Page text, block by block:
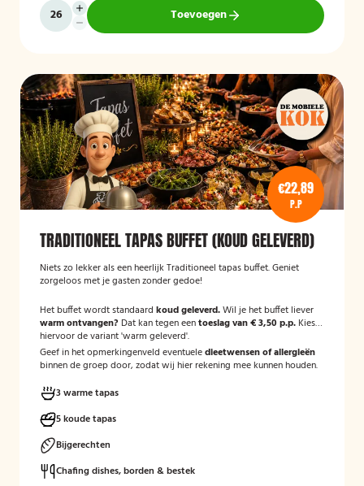
Toevoegen
€22,89
P.P
TRADITIONEEL TAPAS BUFFET (KOUD GELEVERD)
Niets zo lekker als een heerlijk Traditioneel tapas buffet. Geniet
zorgeloos met je gasten zonder gedoe!
Het buffet wordt standaard koud geleverd.Wil je het buffet liever
warm ontvangen? Dat kan tegen eentoeslag van € 3,50 p.p. Kies
hiervoor de variant 'warm geleverd'.
Geef in het opmerkingenveld eventueledieetwensen of allergieën
binnen de groep door, zodat wij hier rekening mee kunnen houden.
3 warme tapas
5 koude tapas
Bijgerechten
Chafing dishes, borden & bestek